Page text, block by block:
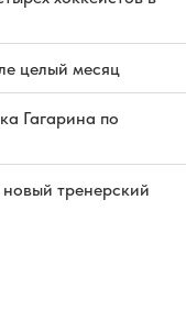
целый месяц
Гагарина по
тренерский